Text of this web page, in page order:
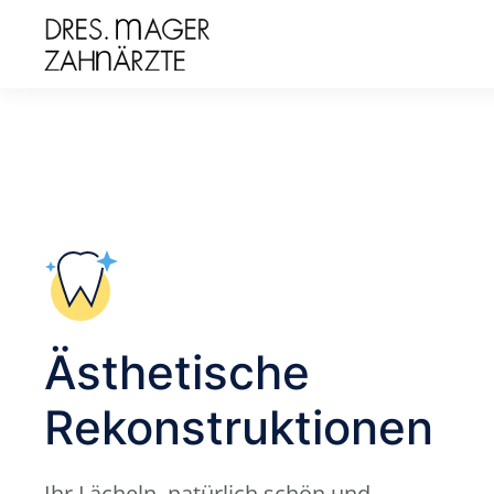
Zum Hauptinhalt springen
Ästhetische
Rekonstruktionen